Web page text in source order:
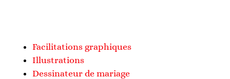
Facilitations graphiques
Illustrations
Dessinateur de mariage